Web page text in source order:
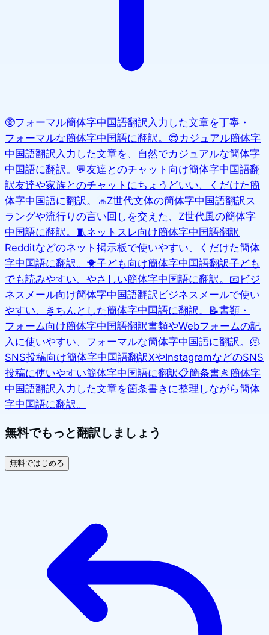
🥸フォーマル簡体字中国語翻訳 入力した文章を丁寧・
フォーマルな簡体字中国語に翻訳。 😎カジュアル簡体字
中国語翻訳 入力した文章を、自然でカジュアルな簡体字
中国語に翻訳。 💬友達とのチャット向け簡体字中国語翻
訳友達や家族とのチャットにちょうどいい、くだけた簡
体字中国語に翻訳。
🧢Z世代文体の簡体字中国語翻訳 ス
ラングや流行りの言い回しを交えた、Z世代風の簡体字
中国語に翻訳。 🧵 ネットスレ向け簡体字中国語翻訳
Redditなどのネット掲示板で使いやすい、くだけた簡体
字中国語に翻訳。 🐥子ども向け簡体字中国語翻訳子ども
でも読みやすい、やさしい簡体字中国語に翻訳。 📧 ビジ
ネスメール向け簡体字中国語翻訳 ビジネスメールで使い
やすい、きちんとした簡体字中国語に翻訳。 📝書類・
フォーム向け簡体字中国語翻訳書類やWebフォームの記
入に使いやすい、フォーマルな簡体字中国語に翻訳。 🫠
SNS投稿向け簡体字中国語翻訳XやInstagramなどのSNS
投稿に使いやすい簡体字中国語に翻訳📋箇条書き簡体字
中国語翻訳 入力した文章を箇条書きに整理しながら簡体
字中国語に翻訳。
無料でもっと翻訳しましょう
無料ではじめる